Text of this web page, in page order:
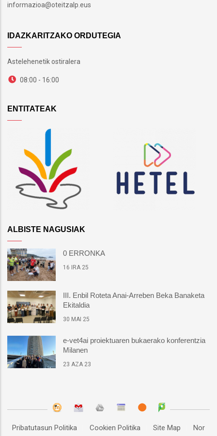
informazioa@oteitzalp.eus
IDAZKARITZAKO ORDUTEGIA
Astelehenetik ostiralera
08:00 - 16:00
ENTITATEAK
ALBISTE NAGUSIAK
0 ERRONKA
16 IRA 25
III. Enbil Roteta Anai-Arreben Beka Banaketa
Ekitaldia
30 MAI 25
e-vet4ai proiektuaren bukaerako konferentzia
Milanen
23 AZA 23
Pribatutasun Politika Cookien Politika Site Map Nor